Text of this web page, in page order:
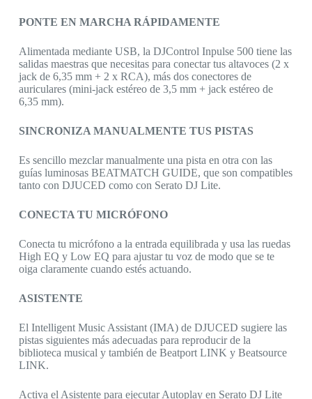
PONTE EN MARCHA RÁPIDAMENTE
Alimentada mediante USB, la DJControl Inpulse 500 tiene las
salidas maestras que necesitas para conectar tus altavoces (2 x
jack de 6,35 mm + 2 x RCA), más dos conectores de
auriculares (mini-jack estéreo de 3,5 mm + jack estéreo de
6,35 mm).
SINCRONIZA MANUALMENTE TUS PISTAS
Es sencillo mezclar manualmente una pista en otra con las
guías luminosas BEATMATCH GUIDE, que son compatibles
tanto con DJUCED como con Serato DJ Lite.
CONECTA TU MICRÓFONO
Conecta tu micrófono a la entrada equilibrada y usa las ruedas
High EQ y Low EQ para ajustar tu voz de modo que se te
oiga claramente cuando estés actuando.
ASISTENTE
El Intelligent Music Assistant (IMA) de DJUCED sugiere las
pistas siguientes más adecuadas para reproducir de la
biblioteca musical y también de Beatport LINK y Beatsource
LINK.
Activa el Asistente para ejecutar Autoplay en Serato DJ Lite